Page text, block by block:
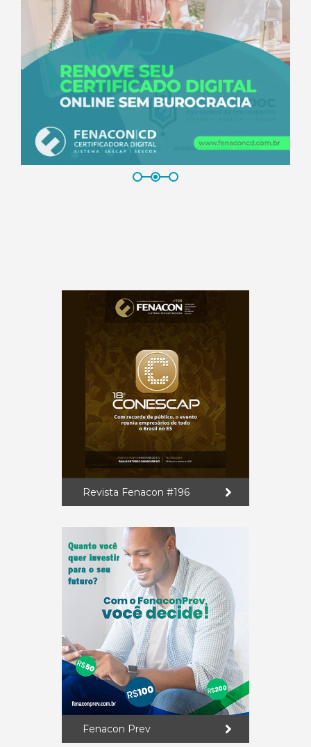
Revista Fenacon #196
Fenacon Prev